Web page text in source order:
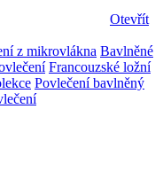
Otevřít
z mikrovlákna Bavlněné
Francouzské ložní
Povlečení bavlněný